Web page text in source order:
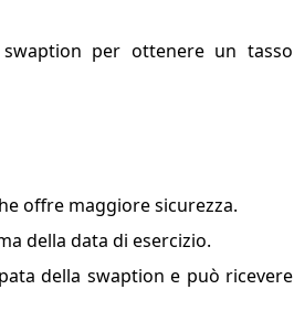
per ottenere un tasso
offre maggiore sicurezza.
della data di esercizio.
della swaption e può ricevere